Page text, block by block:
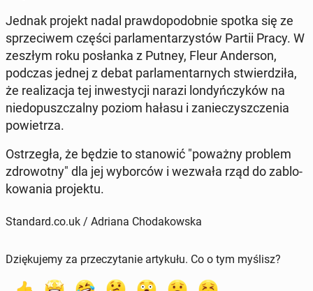
Jednak projekt nadal praw­do­po­dob­nie spotka się ze
sprze­ci­wem części par­la­men­ta­rzy­stów Partii Pracy. W
zeszłym roku po­słan­ka z Putney, Fleur An­der­son,
podczas jednej z debat par­la­men­tar­nych stwier­dzi­ła,
że ​​re­ali­za­cja tej in­we­sty­cji narazi lon­dyń­czy­ków na
nie­do­pusz­czal­ny poziom hałasu i za­nie­czysz­cze­nia
po­wie­trza.
Ostrze­gła, że ​​bę­dzie to sta­no­wić "poważny problem
zdro­wot­ny" dla jej wy­bor­ców i wezwała rząd do za­blo­
ko­wa­nia pro­jek­tu.
Standard.co.uk / Adriana Chodakowska
Dziękujemy za przeczytanie artykułu. Co o tym myślisz?